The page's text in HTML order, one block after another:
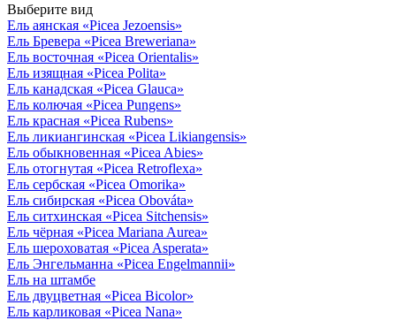
Выберите вид
Ель аянская «Picea Jezoensis»
Ель Бревера «Picea Breweriana»
Ель восточная «Picea Orientalis»
Ель изящная «Picea Polita»
Ель канадская «Picea Glauca»
Ель колючая «Picea Pungens»
Ель красная «Picea Rubens»
Ель ликиангинская «Picea Likiangensis»
Ель обыкновенная «Picea Abies»
Ель отогнутая «Picea Retroflexa»
Ель сербская «Picea Omorika»
Ель сибирская «Picea Obováta»
Ель ситхинская «Picea Sitchensis»
Ель чёрная «Picea Mariana Aurea»
Ель шероховатая «Picea Asperata»
Ель Энгельманна «Picea Engelmannii»
Ель на штамбе
Ель двуцветная «Picea Bicolor»
Ель карликовая «Picea Nana»